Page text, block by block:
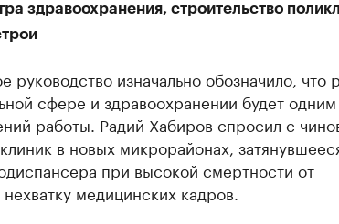
здравоохранения, строительство
руководство изначально обозначило, что
сфере и здравоохранении будет одним
работы. Радий Хабиров спросил с
в новых микрорайонах,
при высокой смертности от
медицинских кадров.